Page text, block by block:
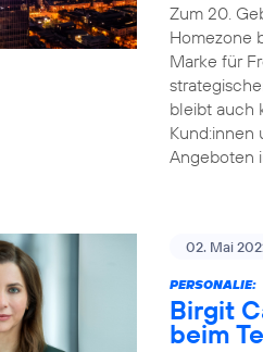
Zum 20.
Homezone
Marke für
bleibt auch
Kund:innen
Angeboten
02. Mai
PERSONALIE:
Birgit
beim